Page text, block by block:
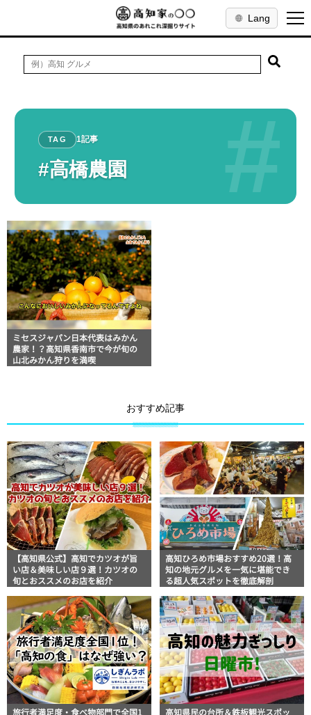
Lang
#
TAG 1記事
#高橋農園
ミセスジャパン日本代表はみかん
農家！？高知県香南市で今が旬の
山北みかん狩りを満喫
おすすめ記事
【高知県公式】高知でカツオが旨
い店＆美味しい店９選！カツオの
旬とおススメのお店を紹介
高知ひろめ市場おすすめ20選！高
知の地元グルメを一気に堪能でき
る超人気スポットを徹底解剖